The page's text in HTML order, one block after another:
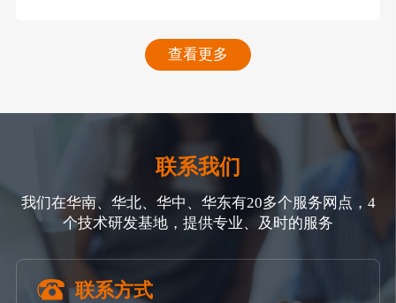
查看更多
联系我们
我们在华南、华北、华中、华东有20多个服务网点，4
个技术研发基地，提供专业、及时的服务
联系方式